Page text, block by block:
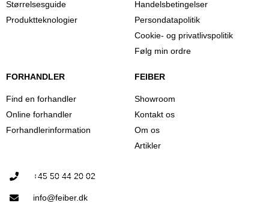
Størrelsesguide
Produktteknologier
Handelsbetingelser
Persondatapolitik
Cookie- og privatlivspolitik
Følg min ordre
FORHANDLER
Find en forhandler
Online forhandler
Forhandlerinformation
FEIBER
Showroom
Kontakt os
Om os
Artikler
+45 50 44 20 02
info@feiber.dk